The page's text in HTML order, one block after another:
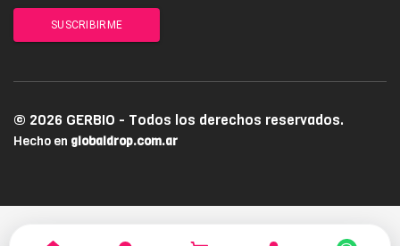
© 2026 GERBIO - Todos los derechos reservados.
Hecho en globaldrop.com.ar